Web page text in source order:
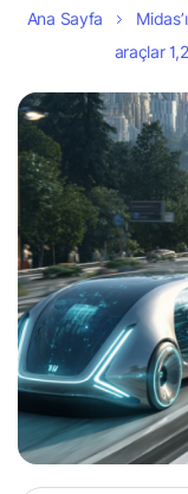
Ana Sayfa
araçlar